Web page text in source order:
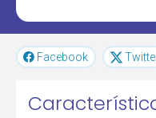
Facebook